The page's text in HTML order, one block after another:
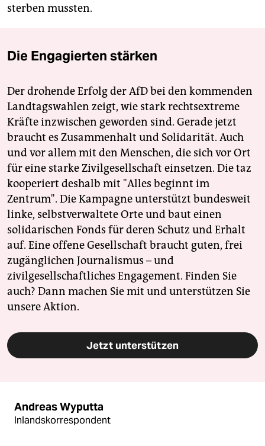
sterben mussten.
Die Engagierten stärken
Der drohende Erfolg der AfD bei den kommenden
Landtagswahlen zeigt, wie stark rechtsextreme
Kräfte inzwischen geworden sind. Gerade jetzt
braucht es Zusammenhalt und Solidarität. Auch
und vor allem mit den Menschen, die sich vor Ort
für eine starke Zivilgesellschaft einsetzen. Die taz
kooperiert deshalb mit "Alles beginnt im
Zentrum". Die Kampagne unterstützt bundesweit
linke, selbstverwaltete Orte und baut einen
solidarischen Fonds für deren Schutz und Erhalt
auf. Eine offene Gesellschaft braucht guten, frei
zugänglichen Journalismus – und
zivilgesellschaftliches Engagement. Finden Sie
auch? Dann machen Sie mit und unterstützen Sie
unsere Aktion.
Jetzt unterstützen
Andreas Wyputta
Inlandskorrespondent